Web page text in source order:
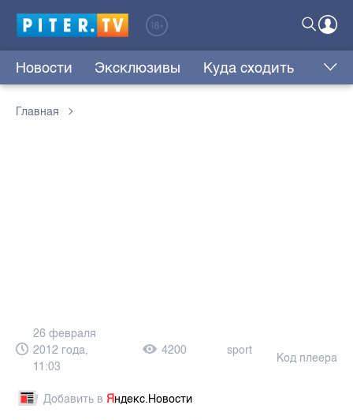
Новости Эксклюзивы Куда сходить
Главная
26 февраля
2012 года,
11:03
4200 sport
Код плеера
Добавить в Яндекс.Новости